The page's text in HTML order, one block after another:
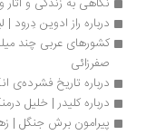
درباره راز ادوین دِرود | لیدا
صفرزائی
درباره تاریخ فشرده‌ی
درباره كلیدر | خلیل درمنکی
پیرامون برش جنگل | زهره